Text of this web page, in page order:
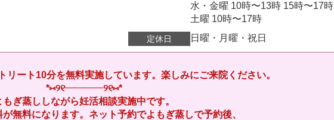
水・金曜 10時〜13時 15時〜17時
土曜 10時〜17時
定休日 日曜・月曜・祝日
リート10分を無料実施しています。楽しみにご来院ください。
*⑅︎୨୧┈︎┈︎┈︎┈︎୨୧⑅︎*
もぎ蒸ししながら妊活相談実施中です。
無料になります。ネット予約でよもぎ蒸しで予約後、